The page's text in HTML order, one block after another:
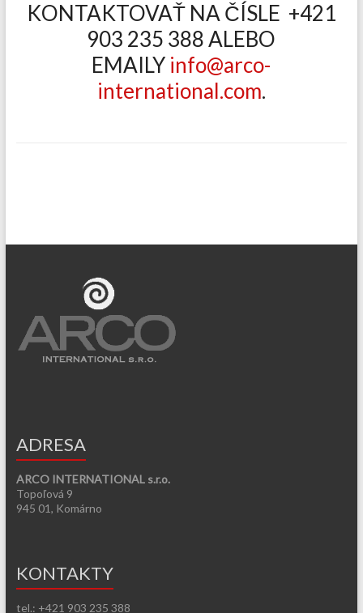
KONTAKTOVAŤ NA ČÍSLE +421
903 235 388 ALEBO
EMAILY info@arco-
international.com.
ADRESA
ARCO INTERNATIONAL s.r.o.
Topoľová 9
945 01, Komárno
KONTAKTY
tel.: +421 903 235 388